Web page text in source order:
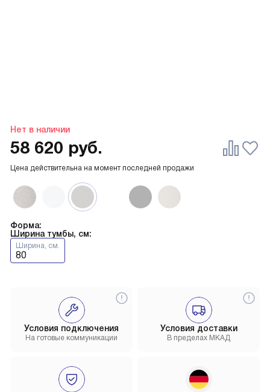
Нет в наличии
Форма:
Ширина тумбы, см:
Ширина, см.
80
Цена действительна на момент последней продажи
58 620 руб.
Условия доставки
В пределах МКАД
Условия подключения
На готовые коммуникации